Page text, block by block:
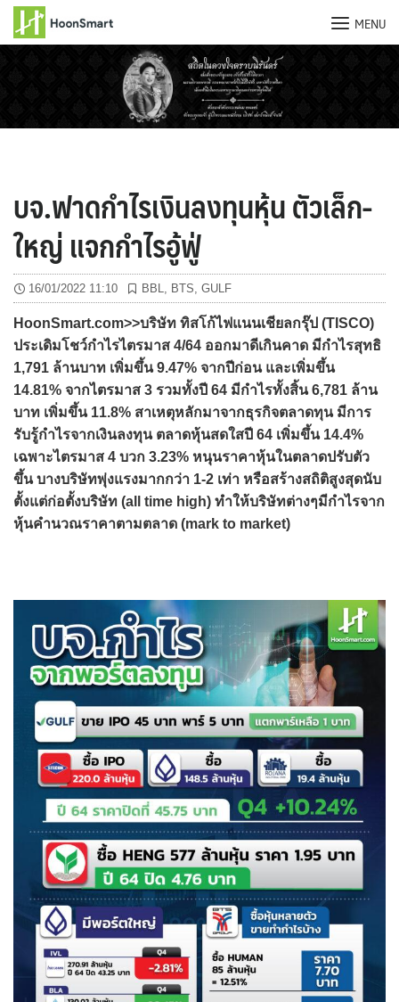
MENU
บจ.ฟาดกำไรเงินลงทุนหุ้น ตัวเล็ก-
ใหญ่ แจกกำไรอู้ฟู่
16/01/2022 11:10 BBL BTS GULF
HoonSmart.com>>บริษัท ทิสโก้ไฟแนนเชียลกรุ๊ป (TISCO)
ประเดิมโชว์กำไรไตรมาส 4/64 ออกมาดีเกินคาด มีกำไรสุทธิ
1,791 ล้านบาท เพิ่มขึ้น 9.47% จากปีก่อน และเพิ่มขึ้น
14.81% จากไตรมาส 3 รวมทั้งปี 64 มีกำไรทั้งสิ้น 6,781 ล้าน
บาท เพิ่มขึ้น 11.8% สาเหตุหลักมาจากธุรกิจตลาดทุน มีการ
รับรู้กำไรจากเงินลงทุน ตลาดหุ้นสดใสปี 64 เพิ่มขึ้น 14.4%
เฉพาะไตรมาส 4 บวก 3.23% หนุนราคาหุ้นในตลาดปรับตัว
ขึ้น บางบริษัทพุ่งแรงมากกว่า 1-2 เท่า หรือสร้างสถิติสูงสุดนับ
ตั้งแต่ก่อตั้งบริษัท (all time high) ทำให้บริษัทต่างๆมีกำไรจาก
หุ้นคำนวณราคาตามตลาด (mark to market)